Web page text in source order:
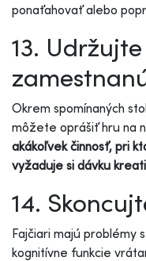
ponaťahovať alebo
13.
Okrem spomínaných
môžete oprášiť hru na
akákoľvek činnosť, pri
vyžaduje si dávku
14.
Fajčiari majú problémy
kognitívne funkcie